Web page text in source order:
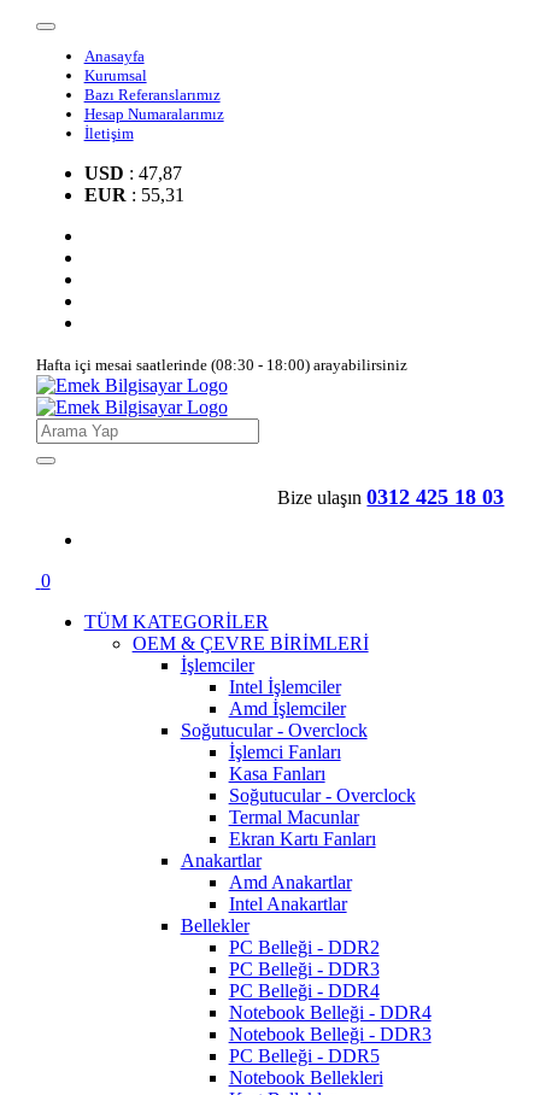
Anasayfa
Kurumsal
Bazı Referanslarımız
Hesap Numaralarımız
İletişim
USD : 47,87
EUR : 55,31
Hafta içi mesai saatlerinde (08:30 - 18:00) arayabilirsiniz
Bize ulaşın 0312 425 18 03
0
TÜM KATEGORİLER
OEM & ÇEVRE BİRİMLERİ
İşlemciler
Intel İşlemciler
Amd İşlemciler
Soğutucular - Overclock
İşlemci Fanları
Kasa Fanları
Soğutucular - Overclock
Termal Macunlar
Ekran Kartı Fanları
Anakartlar
Amd Anakartlar
Intel Anakartlar
Bellekler
PC Belleği - DDR2
PC Belleği - DDR3
PC Belleği - DDR4
Notebook Belleği - DDR4
Notebook Belleği - DDR3
PC Belleği - DDR5
Notebook Bellekleri